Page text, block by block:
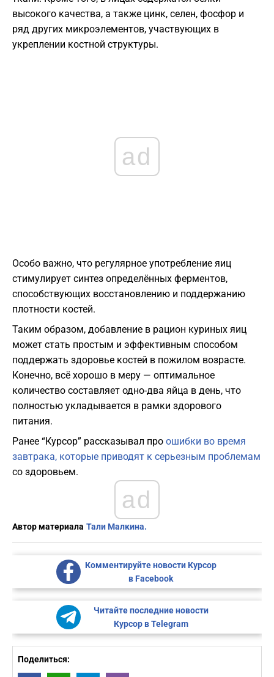
высокого качества, а также цинк, селен, фосфор и
ряд других микроэлементов, участвующих в
укреплении костной структуры.
ad
Особо важно, что регулярное употребление яиц
стимулирует синтез определённых ферментов,
способствующих восстановлению и поддержанию
плотности костей.
Таким образом, добавление в рацион куриных яиц
может стать простым и эффективным способом
поддержать здоровье костей в пожилом возрасте.
Конечно, всё хорошо в меру — оптимальное
количество составляет одно-два яйца в день, что
полностью укладывается в рамки здорового
питания.
Ранее “Курсор” рассказывал про ошибки во время
завтрака, которые приводят к серьезным проблемам
со здоровьем.
ad
Автор материала Тали Малкина.
Комментируйте новости Курсор
в Facebook
Читайте последние новости
Курсор в Telegram
Поделиться: